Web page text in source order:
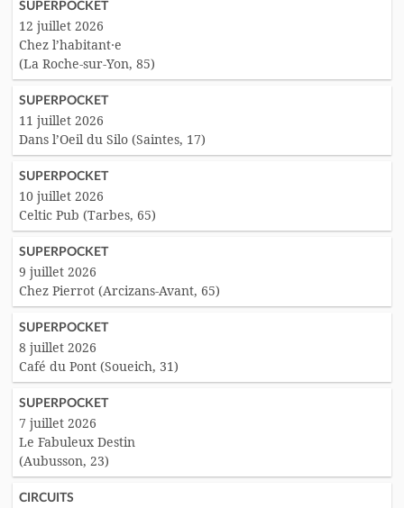
SUPERPOCKET
12 juillet 2026
Chez l’habitant·e
(La Roche-sur-Yon, 85)
SUPERPOCKET
11 juillet 2026
Dans l’Oeil du Silo (Saintes, 17)
SUPERPOCKET
10 juillet 2026
Celtic Pub (Tarbes, 65)
SUPERPOCKET
9 juillet 2026
Chez Pierrot (Arcizans-Avant, 65)
SUPERPOCKET
8 juillet 2026
Café du Pont (Soueich, 31)
SUPERPOCKET
7 juillet 2026
Le Fabuleux Destin
(Aubusson, 23)
CIRCUITS